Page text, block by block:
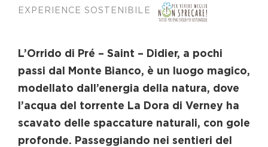
EXPERIENCE SOSTENIBILE
L’Orrido di Pré – Saint – Didier, a pochi
passi dal Monte Bianco, è un luogo magico,
modellato dall’energia della natura, dove
l’acqua del torrente La Dora di Verney ha
scavato delle spaccature naturali, con gole
profonde. Passeggiando nei sentieri del